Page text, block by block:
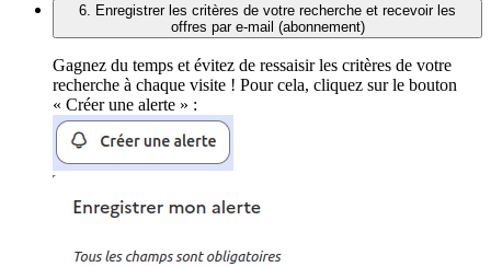
6. Enregistrer les critères de votre recherche et recevoir les
offres par e-mail (abonnement)
Gagnez du temps et évitez de ressaisir les critères de votre
recherche à chaque visite ! Pour cela, cliquez sur le bouton
« Créer une alerte » :